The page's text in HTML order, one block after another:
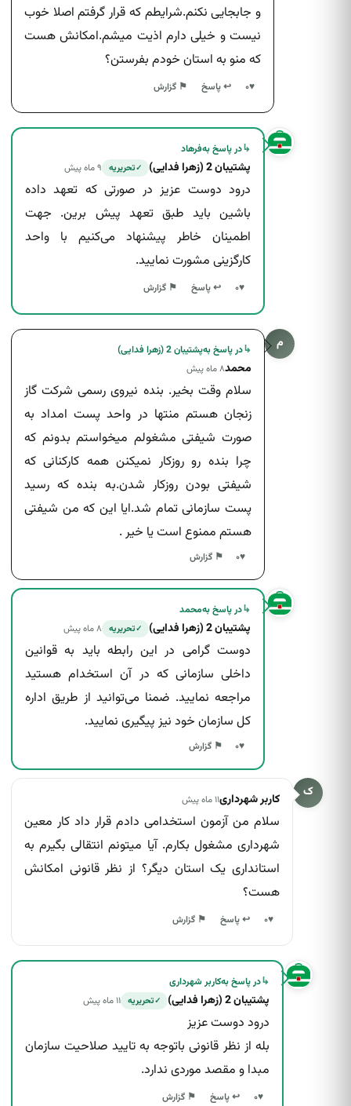
و جابجایی نکنم.شرایطم که قرار گرفتم اصلا خوب
نیست و خیلی دارم اذیت میشم.امکانش هست
که منو به استان خودم بفرستن؟
♥۰ ↩ پاسخ ⚑ گزارش
↳در پاسخ بهفرهاد
پشتیبان 2 (زهرا فدایی) ✓تحریریه ۹ ماه پیش
درود دوست عزیز در صورتی که تعهد داده
باشین باید طبق تعهد پیش برین. جهت
اطمینان خاطر پیشنهاد می‌کنیم با واحد
کارگزینی مشورت نمایید.
♥۰ ↩ پاسخ ⚑ گزارش
م ↳در پاسخ بهپشتیبان 2 (زهرا فدایی)
محمد۸ ماه پیش
سلام وقت بخیر. بنده نیروی رسمی شرکت گاز
زنجان هستم منتها در واحد پست امداد به
صورت شیفتی مشغولم میخواستم بدونم که
چرا بنده رو روزکار نمیکنن همه کارکنانی که
شیفتی بودن روزکار شدن.به بنده که رسید
پست سازمانی تمام شد.ایا این که من شیفتی
هستم ممنوع است یا خیر .
♥۰ ⚑ گزارش
↳در پاسخ بهمحمد
پشتیبان 2 (زهرا فدایی) ✓تحریریه ۸ ماه پیش
دوست گرامی در این رابطه باید به قوانین
داخلی سازمانی که در آن استخدام هستید
مراجعه نمایید. ضمنا می‌توانید از طریق اداره
کل سازمان خود نیز پیگیری نمایید.
♥۰ ⚑ گزارش
ک کاربر شهرداری۱۱ ماه پیش
سلام من آزمون استخدامی دادم قرار داد کار معین
شهرداری مشغول بکارم. آیا میتونم انتقالی بگیرم به
استانداری یک استان دیگر؟ از نظر قانونی امکانش
هست؟
♥۰ ↩ پاسخ ⚑ گزارش
↳در پاسخ بهکاربر شهرداری
پشتیبان 2 (زهرا فدایی) ✓تحریریه ۱۱ ماه پیش
درود دوست عزیز
بله از نظر قانونی باتوجه به تایید صلاحیت سازمان
مبدا و مقصد موردی ندارد.
♥۰ ↩ پاسخ ⚑ گزارش